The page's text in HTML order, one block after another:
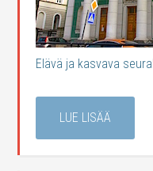
Elävä ja kasvava
LUE LISÄÄ